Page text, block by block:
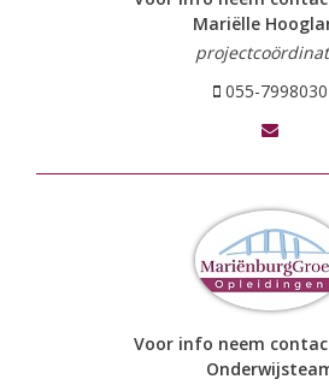
Mariëlle
055-7998030
Voor info neem